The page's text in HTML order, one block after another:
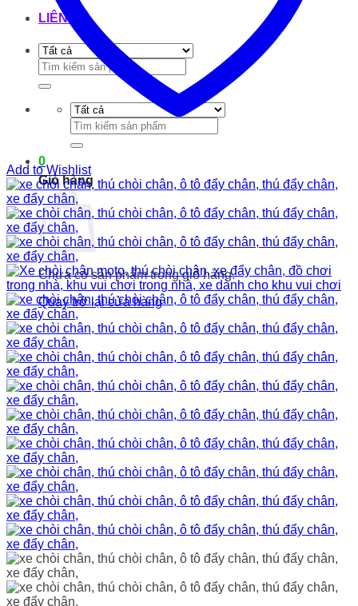
LIÊN HỆ
Tìm
kiếm:
Tìm
kiếm:
0
Giỏ hàng
Chưa có sản phẩm trong giỏ hàng.
Quay trở lại cửa hàng
Add to Wishlist